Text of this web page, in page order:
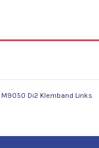
Di2 Klemband Links